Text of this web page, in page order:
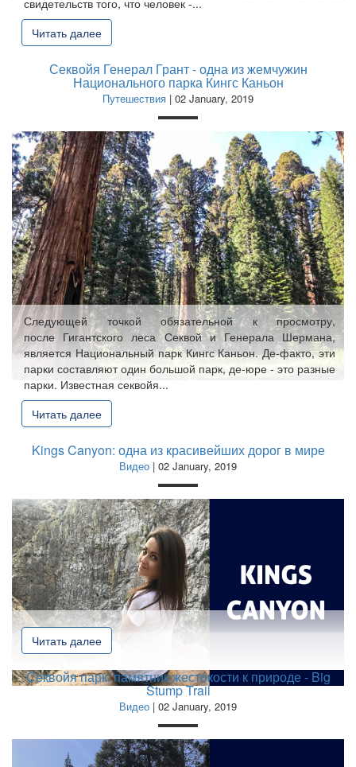
Читать далее
Секвойя Генерал Грант - одна из жемчужин
Национального парка Кингс Каньон
Путешествия | 02 January, 2019
Следующей точкой обязательной к просмотру,
после Гигантского леса Секвой и Генерала Шермана,
является Национальный парк Кингс Каньон. Де-факто, эти
парки составляют один большой парк, де-юре - это разные
парки. Известная секвойя...
Читать далее
Kings Canyon: одна из красивейших дорог в мире
Видео | 02 January, 2019
Читать далее
Секвойя парк: памятник жестокости к природе - Big
Stump Trail
Видео | 02 January, 2019